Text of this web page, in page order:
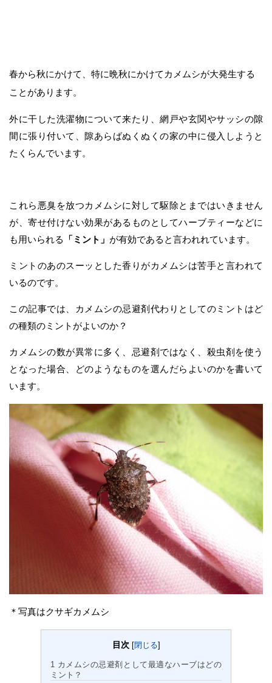
春から秋にかけて、特に晩秋にかけてカメムシが大発生する
ことがあります。
外に干した洗濯物について来たり、網戸や玄関やサッシの隙
間に張り付いて、隙あらばぬくぬくの家の中に侵入しようと
たくらんでいます。
これら悪臭を放つカメムシに対して駆除とまではいきません
が、寄せ付けない効果があるものとしてハーブティーなどに
も用いられる
「ミント」 が有効であると言われれています。
ミントのあのスーッとした香りがカメムシは苦手と言われて
いるのです。
この記事では、カメムシの忌避剤代わりとしてのミントはど
の種類のミントがよいのか？
カメムシの数が異常に多く、忌避剤ではなく、殺虫剤を使う
となった場合、どのようなものを選んだらよいのかを書いて
います。
＊写真はクサギカメムシ
目次 [閉じる]
1 カメムシの忌避剤として最適なハーブはどの
ミント？